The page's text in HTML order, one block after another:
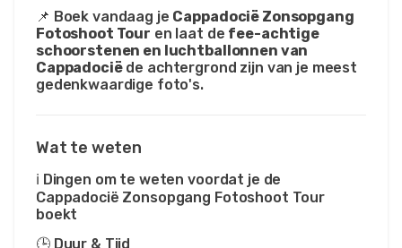
📌 Boek vandaag je Cappadocië Zonsopgang
Fotoshoot Tour en laat de fee-achtige
schoorstenen en luchtballonnen van
Cappadocië de achtergrond zijn van je meest
gedenkwaardige foto's.
Wat te weten
ℹ️ Dingen om te weten voordat je de
Cappadocië Zonsopgang Fotoshoot Tour
boekt
🕒 Duur & Tijd